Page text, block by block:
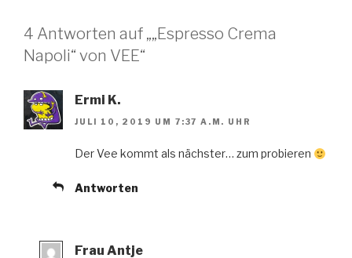
4 Antworten auf „„Espresso Crema
Napoli“ von VEE“
Ermi K.
JULI 10, 2019 UM 7:37 A.M. UHR
Der Vee kommt als nächster… zum probieren
Antworten
Frau Antje